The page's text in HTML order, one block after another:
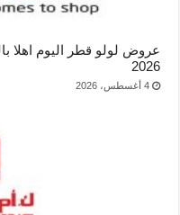
2026
4 أغسطس، 2026